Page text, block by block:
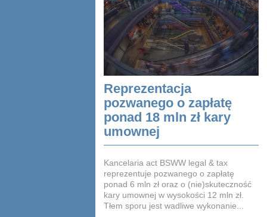
Reprezentacja
pozwanego o zapłatę
ponad 18 mln zł kary
umownej
Kancelaria act BSWW legal & tax
reprezentuje pozwanego o zapłatę
ponad 6 mln zł oraz o (nie)skuteczność
kary umownej w wysokości 12 mln zł.
Tłem sporu jest wadliwe wykonanie...